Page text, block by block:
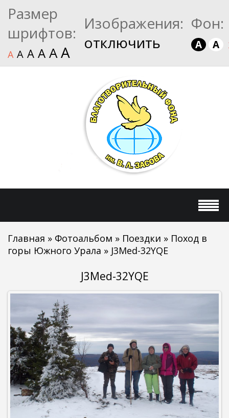
Размер
шрифтов:
A A A A AA
Изображения:
отключить
Фон:
A A
Главная » Фотоальбом » Поездки » Поход в
горы Южного Урала » J3Med-32YQE
J3Med-32YQE